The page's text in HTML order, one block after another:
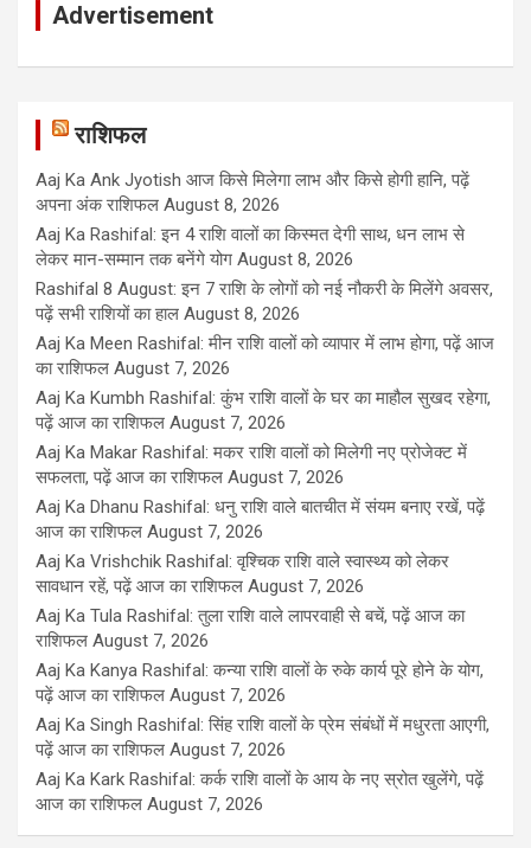
Advertisement
राशिफल
Aaj Ka Ank Jyotish आज किसे मिलेगा लाभ और किसे होगी हानि, पढ़ें
अपना अंक राशिफल August 8, 2026
Aaj Ka Rashifal: इन 4 राशि वालों का किस्मत देगी साथ, धन लाभ से
लेकर मान-सम्मान तक बनेंगे योग August 8, 2026
Rashifal 8 August: इन 7 राशि के लोगों को नई नौकरी के मिलेंगे अवसर,
पढ़ें सभी राशियों का हाल August 8, 2026
Aaj Ka Meen Rashifal: मीन राशि वालों को व्यापार में लाभ होगा, पढ़ें आज
का राशिफल August 7, 2026
Aaj Ka Kumbh Rashifal: कुंभ राशि वालों के घर का माहौल सुखद रहेगा,
पढ़ें आज का राशिफल August 7, 2026
Aaj Ka Makar Rashifal: मकर राशि वालों को मिलेगी नए प्रोजेक्ट में
सफलता, पढ़ें आज का राशिफल August 7, 2026
Aaj Ka Dhanu Rashifal: धनु राशि वाले बातचीत में संयम बनाए रखें, पढ़ें
आज का राशिफल August 7, 2026
Aaj Ka Vrishchik Rashifal: वृश्चिक राशि वाले स्वास्थ्य को लेकर
सावधान रहें, पढ़ें आज का राशिफल August 7, 2026
Aaj Ka Tula Rashifal: तुला राशि वाले लापरवाही से बचें, पढ़ें आज का
राशिफल August 7, 2026
Aaj Ka Kanya Rashifal: कन्या राशि वालों के रुके कार्य पूरे होने के योग,
पढ़ें आज का राशिफल August 7, 2026
Aaj Ka Singh Rashifal: सिंह राशि वालों के प्रेम संबंधों में मधुरता आएगी,
पढ़ें आज का राशिफल August 7, 2026
Aaj Ka Kark Rashifal: कर्क राशि वालों के आय के नए स्रोत खुलेंगे, पढ़ें
आज का राशिफल August 7, 2026